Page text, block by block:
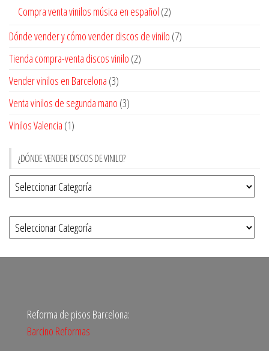
Compra venta vinilos música en español (2)
Dónde vender y cómo vender discos de vinilo (7)
Tienda compra-venta discos vinilo (2)
Vender vinilos en Barcelona (3)
Venta vinilos de segunda mano (3)
Vinilos Valencia (1)
¿DÓNDE VENDER DISCOS DE VINILO?
Reforma de pisos Barcelona:
Barcino Reformas